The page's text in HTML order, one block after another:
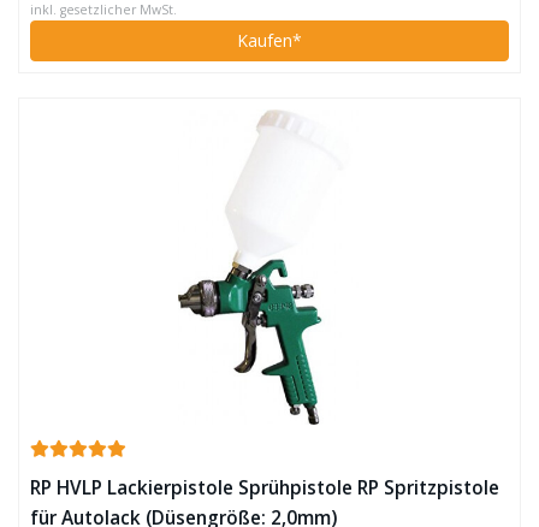
inkl. gesetzlicher MwSt.
Kaufen*
RP HVLP Lackierpistole Sprühpistole RP Spritzpistole
für Autolack (Düsengröße: 2,0mm)